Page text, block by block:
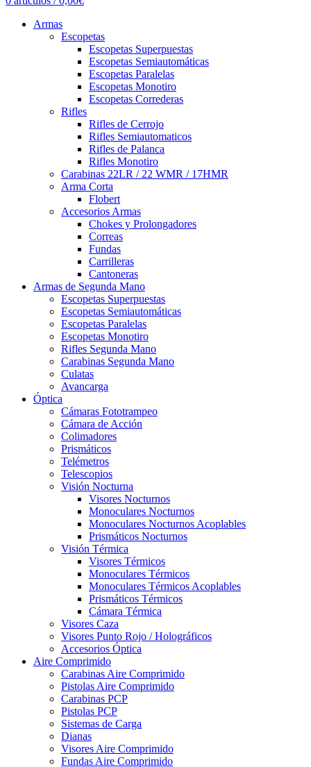
Armas
Escopetas
Escopetas Superpuestas
Escopetas Semiautomáticas
Escopetas Paralelas
Escopetas Monotiro
Escopetas Correderas
Rifles
Rifles de Cerrojo
Rifles Semiautomaticos
Rifles de Palanca
Rifles Monotiro
Carabinas 22LR / 22 WMR / 17HMR
Arma Corta
Flobert
Accesorios Armas
Chokes y Prolongadores
Correas
Fundas
Carrilleras
Cantoneras
Armas de Segunda Mano
Escopetas Superpuestas
Escopetas Semiautomáticas
Escopetas Paralelas
Escopetas Monotiro
Rifles Segunda Mano
Carabinas Segunda Mano
Culatas
Avancarga
Óptica
Cámaras Fototrampeo
Cámara de Acción
Colimadores
Prismáticos
Telémetros
Telescopios
Visión Nocturna
Visores Nocturnos
Monoculares Nocturnos
Monoculares Nocturnos Acoplables
Prismáticos Nocturnos
Visión Térmica
Visores Térmicos
Monoculares Térmicos
Monoculares Térmicos Acoplables
Prismáticos Térmicos
Cámara Térmica
Visores Caza
Visores Punto Rojo / Holográficos
Accesorios Óptica
Aire Comprimido
Carabinas Aire Comprimido
Pistolas Aire Comprimido
Carabinas PCP
Pistolas PCP
Sistemas de Carga
Dianas
Visores Aire Comprimido
Fundas Aire Comprimido